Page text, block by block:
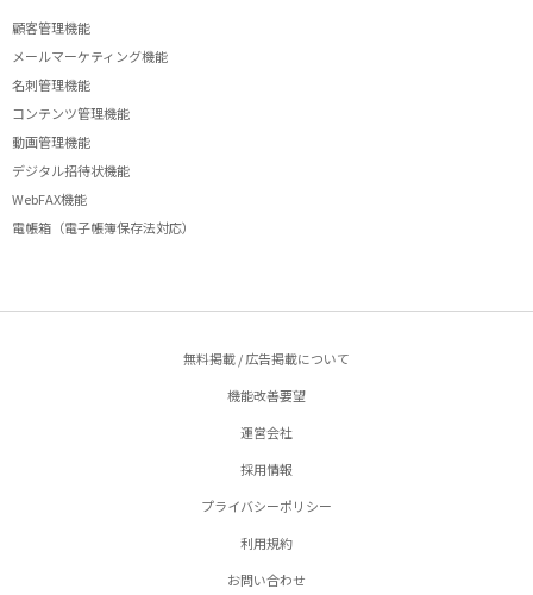
顧客管理機能
メールマーケティング機能
名刺管理機能
コンテンツ管理機能
動画管理機能
デジタル招待状機能
WebFAX機能
電帳箱（電子帳簿保存法対応）
無料掲載 / 広告掲載について
機能改善要望
運営会社
採用情報
プライバシーポリシー
利用規約
お問い合わせ